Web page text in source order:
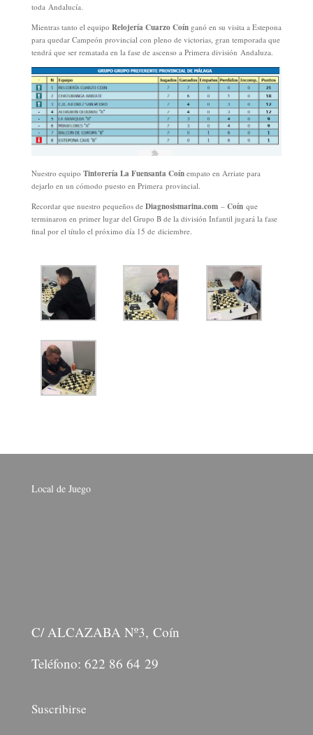
toda Andalucía.
Mientras tanto el equipo Relojería Cuarzo Coínganó en su visita a Estepona
para quedar Campeón provincial con pleno de victorias, gran temporada que
tendrá que ser rematada en la fase de ascenso a Primera división Andaluza.
Nuestro equipo Tintorería La Fuensanta Coínempato en Arriate para
dejarlo en un cómodo puesto en Primera provincial.
Recordar que nuestro pequeños de Diagnosismarina.com–Coín que
terminaron en primer lugar del Grupo B de la división Infantil jugará la fase
final por el título el próximo día 15 de diciembre.
Local de Juego
C/ ALCAZABA Nº3, Coín
Teléfono: 622 86 64 29
Suscribirse